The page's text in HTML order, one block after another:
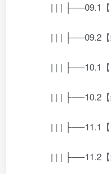
| | | ├──09.1【
| | | ├──09.2【
| | | ├──10.1【
| | | ├──10.2【
| | | ├──11.1【
| | | ├──11.2【